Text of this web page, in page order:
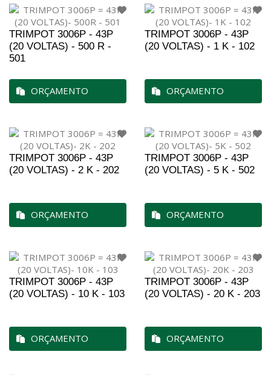
TRIMPOT 3006P - 43P
(20 VOLTAS) - 500 R -
501
ORÇAMENTO
TRIMPOT 3006P - 43P
(20 VOLTAS) - 1 K - 102
ORÇAMENTO
TRIMPOT 3006P - 43P
(20 VOLTAS) - 2 K - 202
ORÇAMENTO
TRIMPOT 3006P - 43P
(20 VOLTAS) - 5 K - 502
ORÇAMENTO
TRIMPOT 3006P - 43P
(20 VOLTAS) - 10 K - 103
ORÇAMENTO
TRIMPOT 3006P - 43P
(20 VOLTAS) - 20 K - 203
ORÇAMENTO